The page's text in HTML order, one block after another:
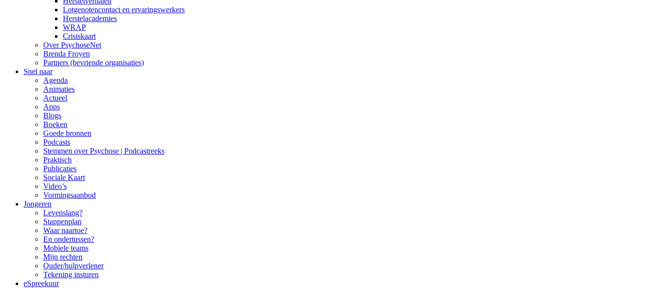
Lotgenotencontact en ervaringswerkers
Herstelacademies
WRAP
Crisiskaart
Over PsychoseNet
Brenda Froyen
Partners (bevriende organisaties)
Snel naar
Agenda
Animaties
Actueel
Apps
Blogs
Boeken
Goede bronnen
Podcasts
Stemmen over Psychose | Podcastreeks
Praktisch
Publicaties
Sociale Kaart
Video’s
Vormingsaanbod
Jongeren
Levenslang?
Stappenplan
Waar naartoe?
En ondertussen?
Mobiele teams
Mijn rechten
Ouder/hulpverlener
Tekening insturen
eSpreekuur